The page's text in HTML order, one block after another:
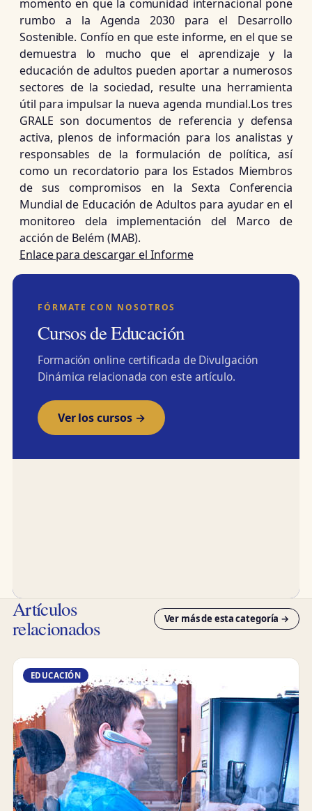
momento en que la comunidad internacional pone
rumbo a la Agenda 2030 para el Desarrollo
Sostenible. Confío en que este informe, en el que se
demuestra lo mucho que el aprendizaje y la
educación de adultos pueden aportar a numerosos
sectores de la sociedad, resulte una herramienta
útil para impulsar la nueva agenda mundial.Los tres
GRALE son documentos de referencia y defensa
activa, plenos de información para los analistas y
responsables de la formulación de política, así
como un recordatorio para los Estados Miembros
de sus compromisos en la Sexta Conferencia
Mundial de Educación de Adultos para ayudar en el
monitoreo dela implementación del Marco de
acción de Belém (MAB).
Enlace para descargar el Informe
FÓRMATE CON NOSOTROS
Cursos de Educación
Formación online certificada de Divulgación
Dinámica relacionada con este artículo.
Ver los cursos →
Artículos
relacionados Ver más de esta categoría →
EDUCACIÓN